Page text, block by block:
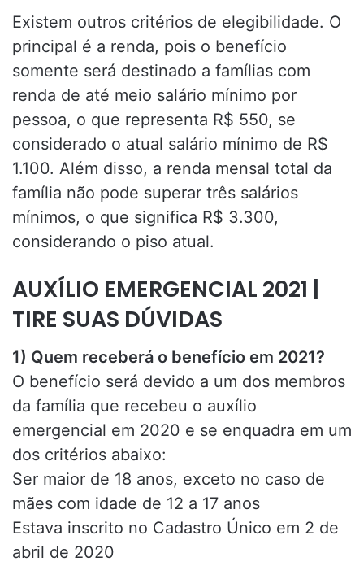
Existem outros critérios de elegibilidade. O
principal é a renda, pois o benefício
somente será destinado a famílias com
renda de até meio salário mínimo por
pessoa, o que representa R$ 550, se
considerado o atual salário mínimo de R$
1.100. Além disso, a renda mensal total da
família não pode superar três salários
mínimos, o que significa R$ 3.300,
considerando o piso atual.
AUXÍLIO EMERGENCIAL 2021 |
TIRE SUAS DÚVIDAS
1) Quem receberá o benefício em 2021?
O benefício será devido a um dos membros
da família que recebeu o auxílio
emergencial em 2020 e se enquadra em um
dos critérios abaixo:
Ser maior de 18 anos, exceto no caso de
mães com idade de 12 a 17 anos
Estava inscrito no Cadastro Único em 2 de
abril de 2020